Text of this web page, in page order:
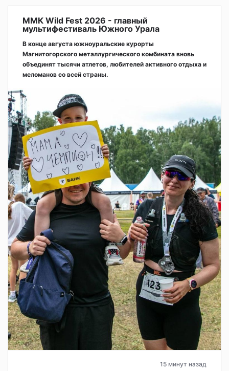
ММК Wild Fest 2026 - главный
мультифестиваль Южного Урала
В конце августа южноуральские курорты
Магнитогорского металлургического комбината вновь
объединят тысячи атлетов, любителей активного отдыха и
меломанов со всей страны.
15 минут назад